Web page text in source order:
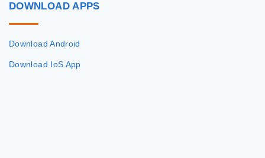
DOWNLOAD APPS
Download Android
Download IoS App